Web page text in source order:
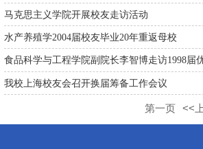
马克思主义学院开展校友走访活动
水产养殖学2004届校友毕业20年重返母校
食品科学与工程学院副院长李智博走访1998届
我校上海校友会召开换届筹备工作会议
第一页 <<